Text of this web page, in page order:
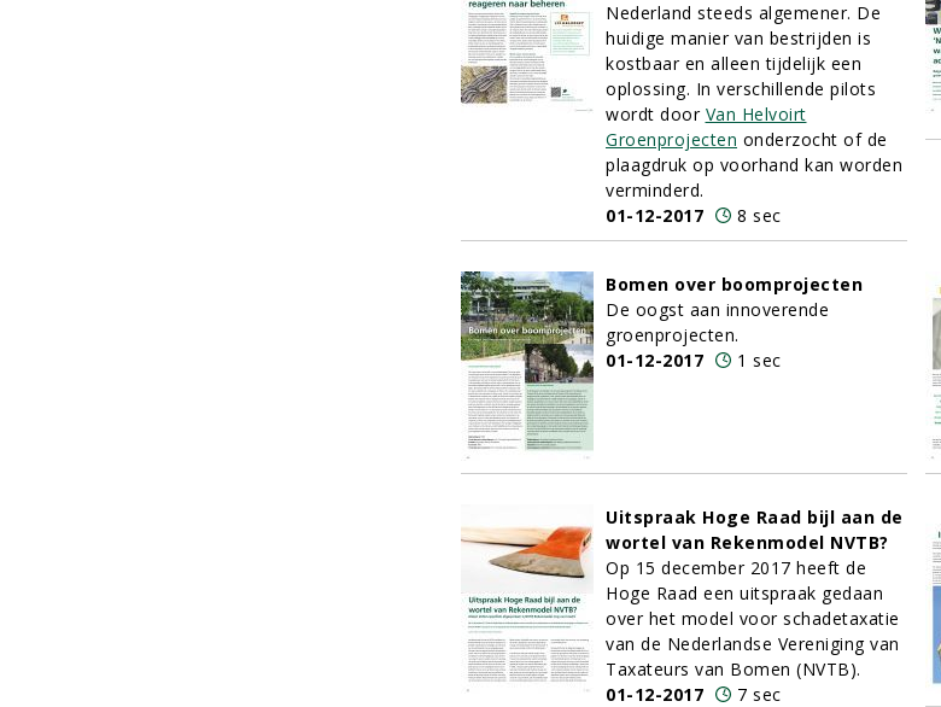
Nederland steeds algemener. De
huidige manier van bestrijden is
kostbaar en alleen tijdelijk een
oplossing. In verschillende pilots
wordt door Van Helvoirt
Groenprojecten onderzocht of de
plaagdruk op voorhand kan worden
verminderd.
01-12-2017
8 sec
Bomen over boomprojecten
De oogst aan innoverende
groenprojecten.
01-12-2017
1 sec
Uitspraak Hoge Raad bijl aan de
wortel van Rekenmodel NVTB?
Op 15 december 2017 heeft de
Hoge Raad een uitspraak gedaan
over het model voor schadetaxatie
van de Nederlandse Vereniging van
Taxateurs van Bomen (NVTB).
01-12-2017
7 sec